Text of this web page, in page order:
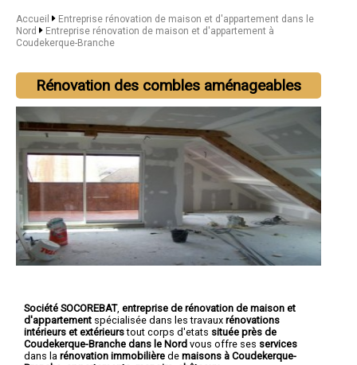
Accueil
Entreprise rénovation de maison et d'appartement dans le
Nord
Entreprise rénovation de maison et d'appartement à
Coudekerque-Branche
Rénovation des combles aménageables
Société SOCOREBAT, entreprise de rénovation de maison et
d'appartement spécialisée dans les travaux rénovations
intérieurs et extérieurstout corps d'etats située près de
Coudekerque-Branche dans le Nord vous offre ses services
dans la rénovation immobilière de maisons à Coudekerque-